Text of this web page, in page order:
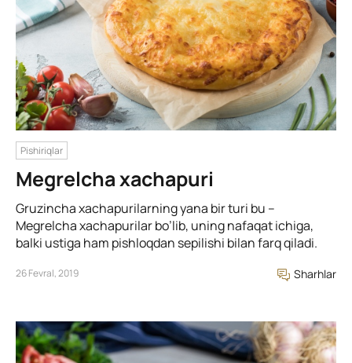
Pishiriqlar
Megrelcha xachapuri
Gruzincha xachapurilarning yana bir turi bu –
Megrelcha xachapurilar bo’lib, uning nafaqat ichiga,
balki ustiga ham pishloqdan sepilishi bilan farq qiladi.
26 Fevral, 2019 Sharhlar